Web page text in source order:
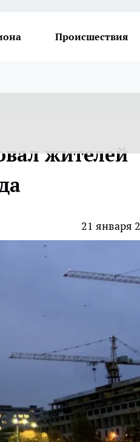
Происшествия
жителей
21 января